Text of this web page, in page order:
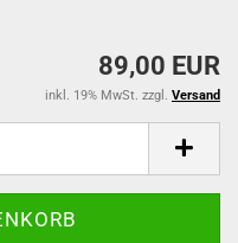
89,00 EUR
inkl. 19% MwSt. zzgl. Versand